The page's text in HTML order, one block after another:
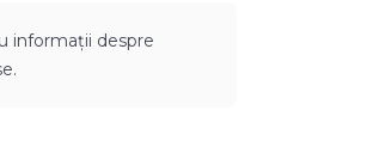
informații despre